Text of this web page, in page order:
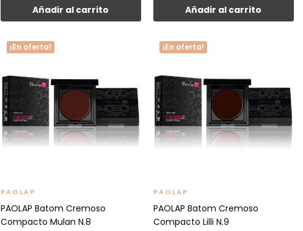
Añadir al carrito Añadir al carrito
¡En oferta!
PAOLAP
PAOLAP Batom Cremoso
Compacto Mulan N.8
¡En oferta!
PAOLAP
PAOLAP Batom Cremoso
Compacto Lilli N.9